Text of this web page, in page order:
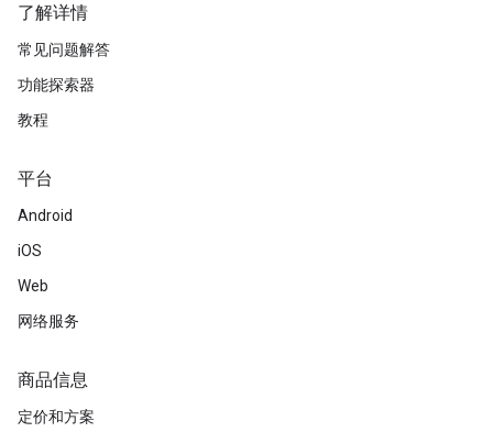
了解详情
常见问题解答
功能探索器
教程
平台
Android
iOS
Web
网络服务
商品信息
定价和方案